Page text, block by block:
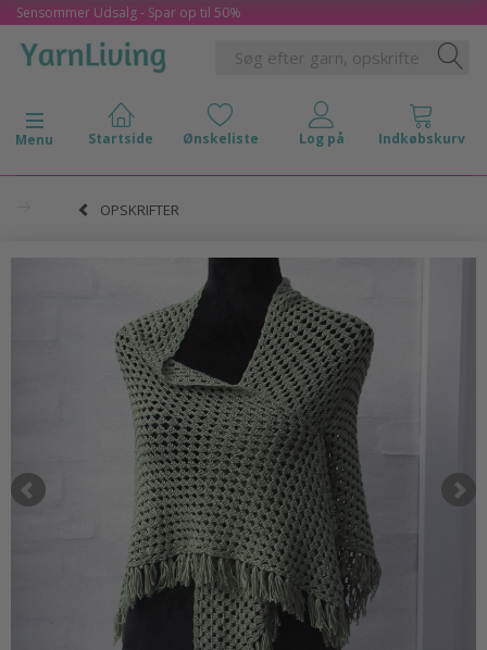
Sensommer Udsalg - Spar op til 50%
Skifte navigation
Menu
OPSKRIFTER